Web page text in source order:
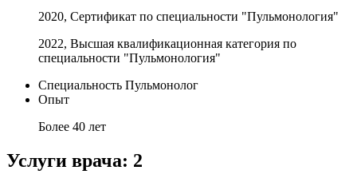
2020, Сертификат по специальности "Пульмонология"
2022, Высшая квалификационная категория по
специальности "Пульмонология"
Специальность Пульмонолог
Опыт
Более 40 лет
Услуги врача: 2